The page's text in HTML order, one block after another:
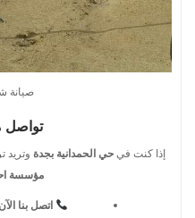
صيانة
تواصل
إذا كنت فيحي الحمدانية بجدة وتريد
مؤسسة
اتصل بنا الآن